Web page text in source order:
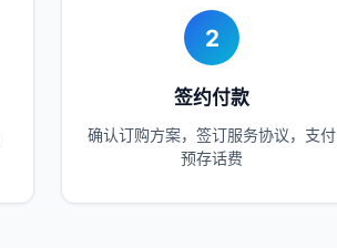
2
签约付款
确认订购方案，签订服务协议，支付
预存话费